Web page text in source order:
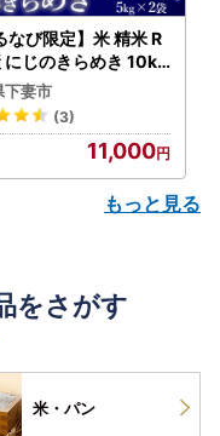
なび限定】米 精米 R
にじのきらめき 10kg
Limited-PR
下妻市
(3)
11,000
もっと見る
をさがす
米・パン